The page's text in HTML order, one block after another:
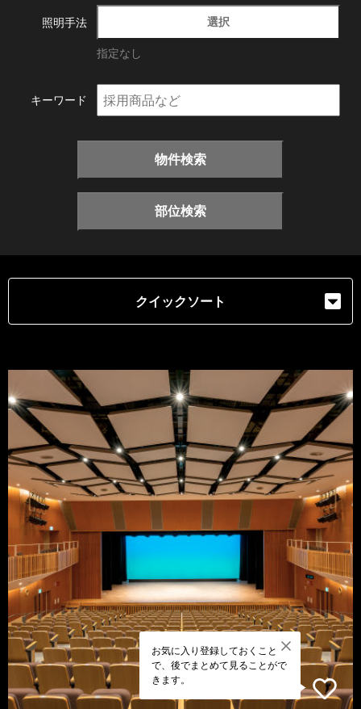
照明手法 選択
指定なし
キーワード
物件検索
部位検索
クイックソート
お気に入り登録しておくこと
で、後でまとめて見ることがで
きます。